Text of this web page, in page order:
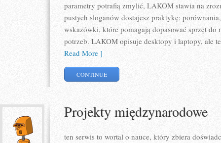
parametry potrafią zmylić, LAKOM stawia na
pustych sloganów dostajesz praktykę:
wskazówki, które pomagają dopasować sprzęt
potrzeb. LAKOM opisuje desktopy i laptopy, ale
Read More ]
CONTINUE
Projekty międzynarodowe
ten serwis to wortal o nauce, który zbiera